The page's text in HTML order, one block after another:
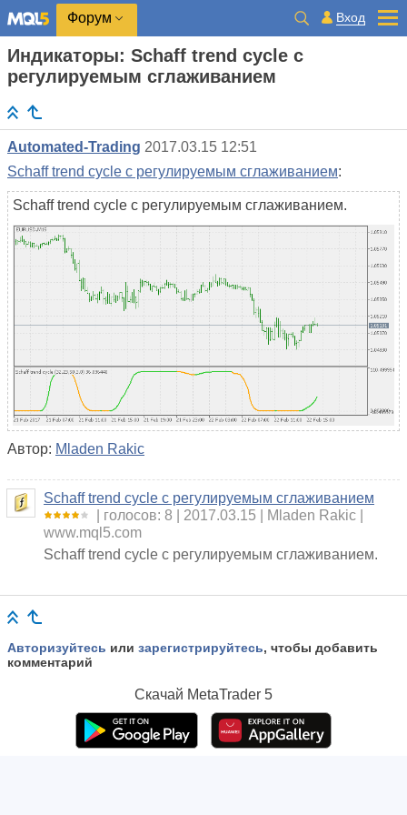
Форум Вход
Индикаторы: Schaff trend cycle с
регулируемым сглаживанием
Automated-Trading 2017.03.15 12:51
Schaff trend cycle с регулируемым сглаживанием:
Schaff trend cycle с регулируемым сглаживанием.
Автор: Mladen Rakic
Schaff trend cycle с регулируемым сглаживанием
голосов: 8
2017.03.15
Mladen Rakic
www.mql5.com
Schaff trend cycle с регулируемым сглаживанием.
Авторизуйтесь или зарегистрируйтесь, чтобы добавить
комментарий
Скачай MetaTrader 5